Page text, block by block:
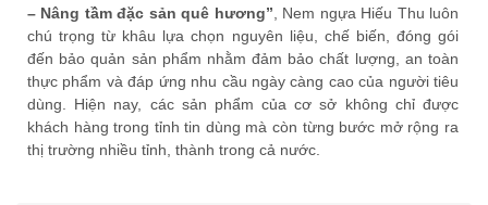
– Nâng tầm đặc sản quê hương” , Nem ngựa Hiếu Thu luôn
chú trọng từ khâu lựa chọn nguyên liệu, chế biến, đóng gói
đến bảo quản sản phẩm nhằm đảm bảo chất lượng, an toàn
thực phẩm và đáp ứng nhu cầu ngày càng cao của người tiêu
dùng. Hiện nay, các sản phẩm của cơ sở không chỉ được
khách hàng trong tỉnh tin dùng mà còn từng bước mở rộng ra
thị trường nhiều tỉnh, thành trong cả nước.